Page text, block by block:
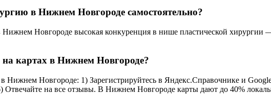
в Нижнем Новгороде самостоятельно?
Новгороде высокая конкуренция в нише пластической хирургии
картах в Нижнем Новгороде?
Нижнем Новгороде: 1) Зарегистрируйтесь в Яндекс.Справочнике и
на все отзывы. В Нижнем Новгороде карты дают до 40%